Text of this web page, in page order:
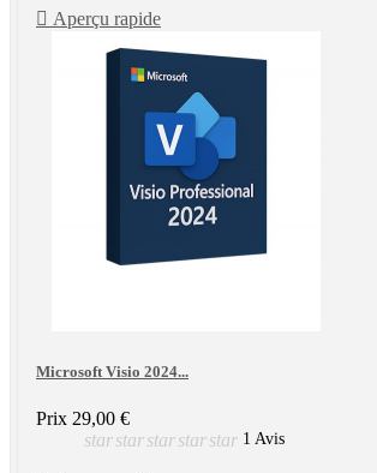
 Aperçu rapide
Microsoft Visio 2024...
Prix 29,00 €
star star star star star 1 Avis